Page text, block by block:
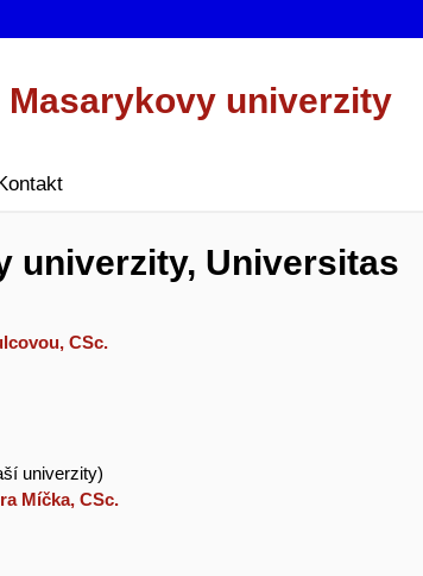
univerzity
Kontakt
univerzity, Universitas
CSc.
univerzity)
Míčka, CSc.